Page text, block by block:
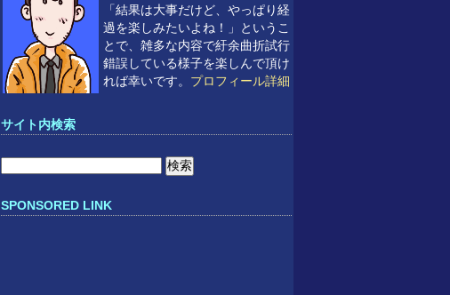
「結果は大事だけど、やっぱり経
過を楽しみたいよね！」というこ
とで、雑多な内容で紆余曲折試行
錯誤している様子を楽しんで頂け
れば幸いです。 プロフィール詳細
サイト内検索
SPONSORED LINK